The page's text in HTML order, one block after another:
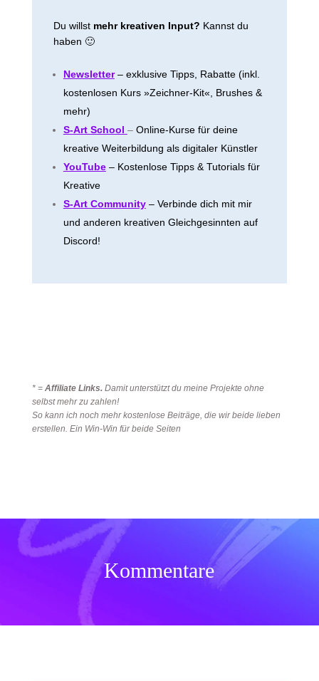
Du willst mehr kreativen Input? Kannst du
haben 🙂
Newsletter – exklusive Tipps, Rabatte (inkl.
kostenlosen Kurs »Zeichner-Kit«, Brushes &
mehr)
S-Art School –Online-Kurse für deine
kreative Weiterbildung als digitaler Künstler
YouTube – Kostenlose Tipps & Tutorials für
Kreative
S-Art Community – Verbinde dich mit mir
und anderen kreativen Gleichgesinnten auf
Discord!
* = Affiliate Links.Damit unterstützt du meine Projekte ohne
selbst mehr zu zahlen!
So kann ich noch mehr kostenlose Beiträge, die wir beide lieben
erstellen. Ein Win-Win für beide Seiten
Kommentare